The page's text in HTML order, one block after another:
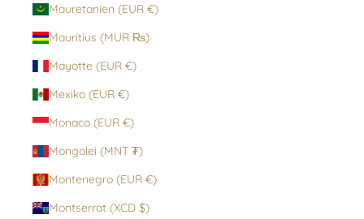
Mauretanien (EUR €)
Mauritius (MUR ₨)
Mayotte (EUR €)
Mexiko (EUR €)
Monaco (EUR €)
Mongolei (MNT ₮)
Montenegro (EUR €)
Montserrat (XCD $)